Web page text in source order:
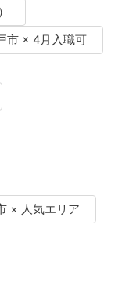
市 × 4月入職可
× 人気エリア